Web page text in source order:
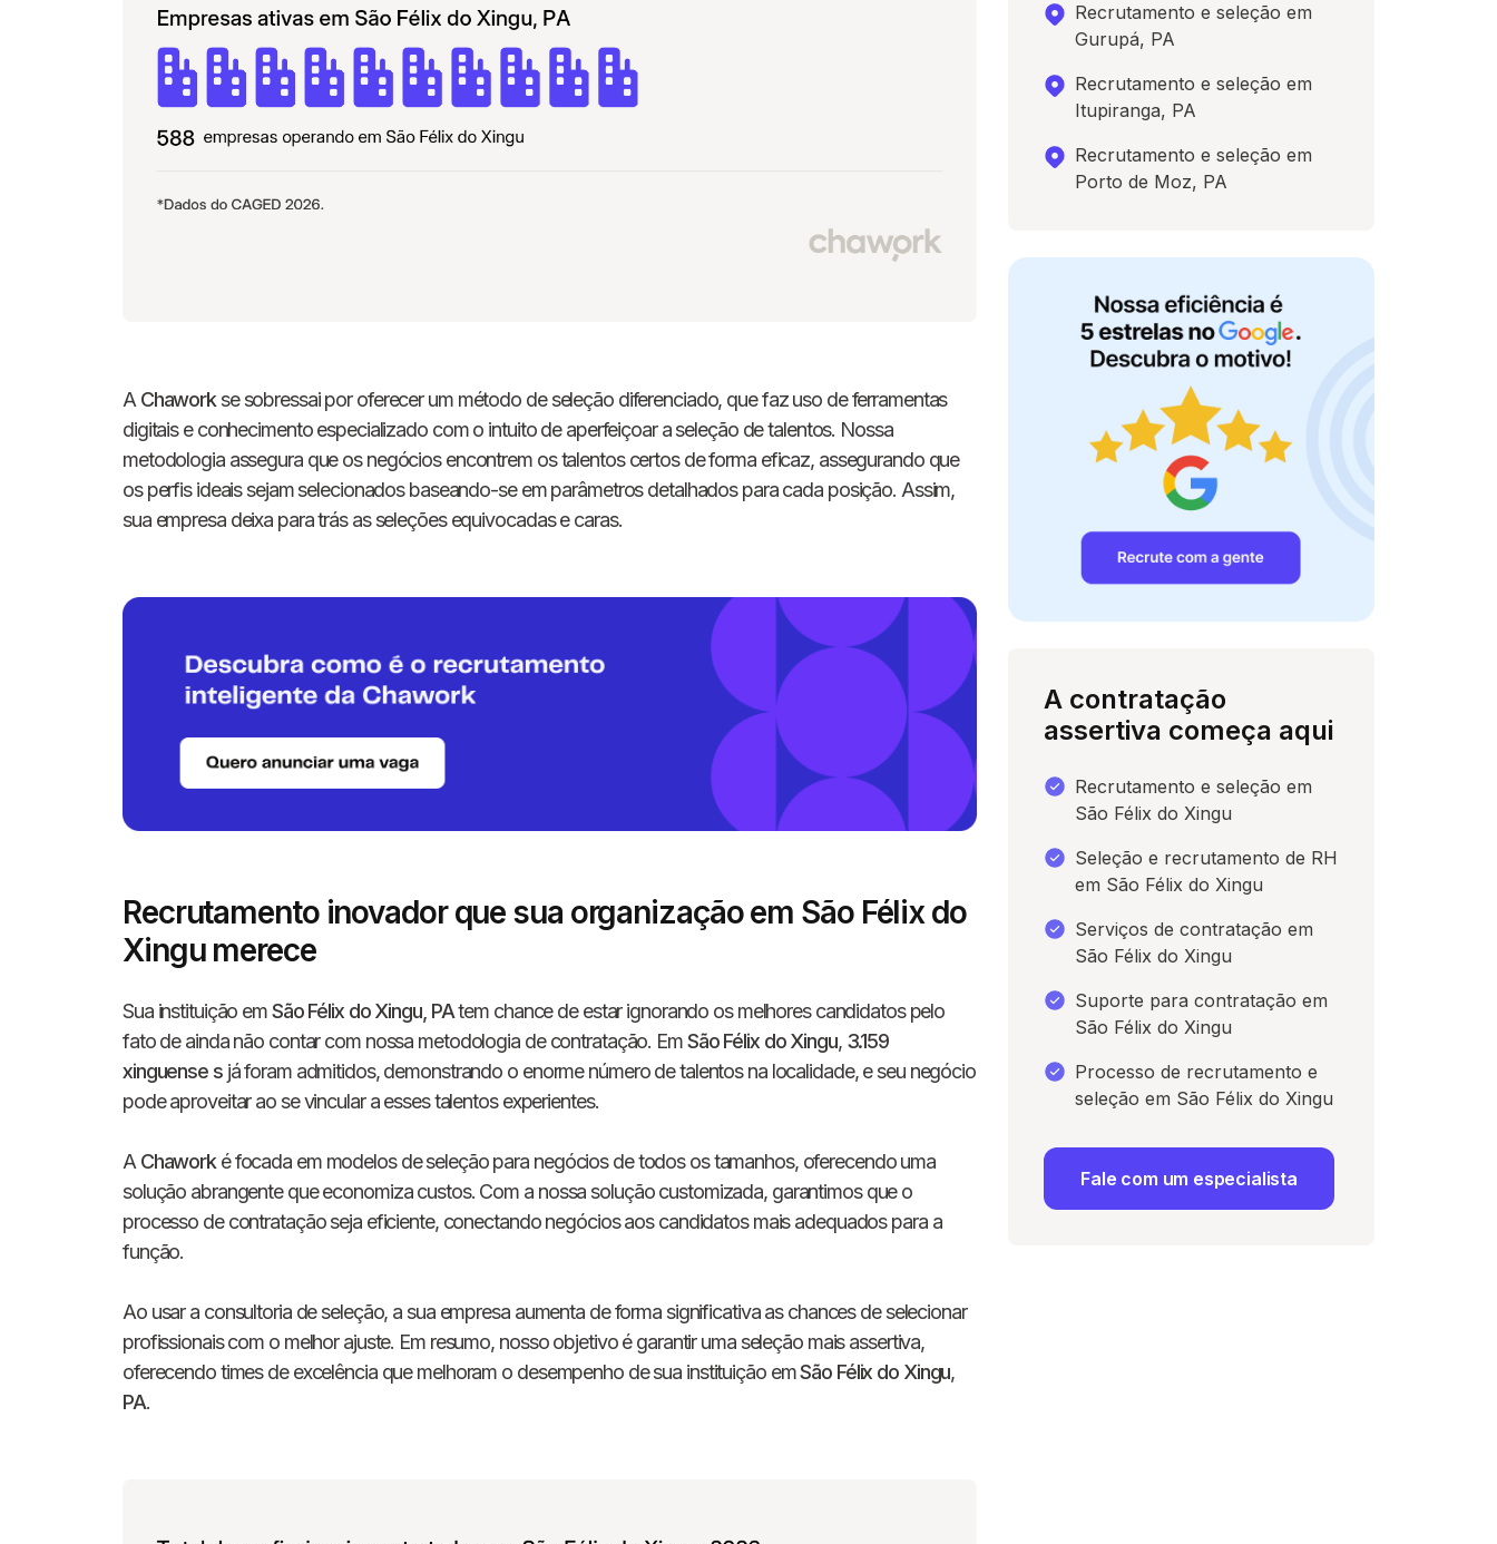
A Chaworkse sobressai por oferecer um método de seleção diferenciado, que faz uso de ferramentas
digitais e conhecimento especializado com o intuito de aperfeiçoar a seleção de talentos. Nossa
metodologia assegura que os negócios encontrem os talentos certos de forma eficaz, assegurando que
os perfis ideais sejam selecionados baseando-se em parâmetros detalhados para cada posição. Assim,
sua empresa deixa para trás as seleções equivocadas e caras.
Recrutamento inovador que sua organização em São Félix do
Xingu merece
Sua instituição emSão Félix do Xingu, PAtem chance de estar ignorando os melhores candidatos pelo
fato de ainda não contar com nossa metodologia de contratação. EmSão Félix do Xingu, 3.159
xinguense sjá foram admitidos, demonstrando o enorme número de talentos na localidade, e seu negócio
pode aproveitar ao se vincular a esses talentos experientes.
A Chawork é focada em modelos de seleção para negócios de todos os tamanhos, oferecendo uma
solução abrangente que economiza custos. Com a nossa solução customizada, garantimos que o
processo de contratação seja eficiente, conectando negócios aos candidatos mais adequados para a
função.
Ao usar a consultoria de seleção, a sua empresa aumenta de forma significativa as chances de selecionar
profissionais com o melhor ajuste. Em resumo, nosso objetivo é garantir uma seleção mais assertiva,
oferecendo times de excelência que melhoram o desempenho de sua instituição emSão Félix do Xingu,
PA.
Recrutamento e seleção em
Gurupá, PA
Recrutamento e seleção em
Itupiranga, PA
Recrutamento e seleção em
Porto de Moz, PA
A contratação
assertiva começa aqui
Recrutamento e seleção em
São Félix do Xingu
Seleção e recrutamento de RH
em São Félix do Xingu
Serviços de contratação em
São Félix do Xingu
Suporte para contratação em
São Félix do Xingu
Processo de recrutamento e
seleção em São Félix do Xingu
Fale com um especialista
Informe seus dados para conversar
conosco!
E-mail
Digite seu telefone